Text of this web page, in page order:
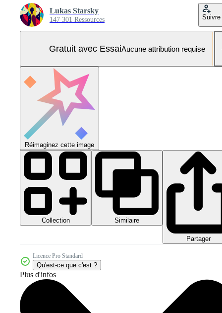
Lukas Starsky
147 301 Ressources Suivre
Gratuit avec EssaiAucune attribution requise
Réimaginez cette image
Collection Similaire
Partager
Licence Pro Standard
Qu'est-ce que c'est ?
Plus d'infos